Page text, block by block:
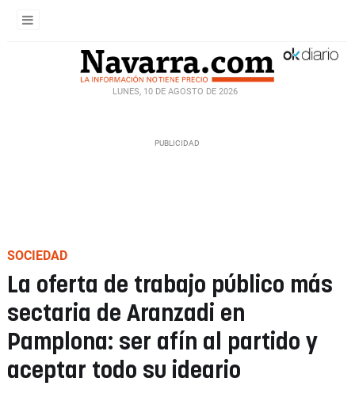
LUNES, 10 DE AGOSTO DE 2026
SOCIEDAD
La oferta de trabajo público más
sectaria de Aranzadi en
Pamplona: ser afín al partido y
aceptar todo su ideario